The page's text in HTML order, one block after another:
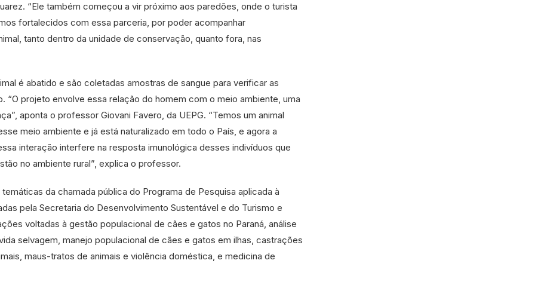
“Ele também começou a vir próximo aos paredões, onde o turista
fortalecidos com essa parceria, por poder acompanhar
tanto dentro da unidade de conservação, quanto fora, nas
é abatido e são coletadas amostras de sangue para verificar as
“O projeto envolve essa relação do homem com o meio ambiente, uma
aponta o professor Giovani Favero, da UEPG. “Temos um animal
meio ambiente e já está naturalizado em todo o País, e agora a
interação interfere na resposta imunológica desses indivíduos que
no ambiente rural”, explica o professor.
temáticas da chamada pública do Programa de Pesquisa aplicada à
pela Secretaria do Desenvolvimento Sustentável e do Turismo e
voltadas à gestão populacional de cães e gatos no Paraná, análise
selvagem, manejo populacional de cães e gatos em ilhas, castrações
maus-tratos de animais e violência doméstica, e medicina de